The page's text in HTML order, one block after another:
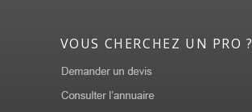
VOUS CHERCHEZ UN PRO ?